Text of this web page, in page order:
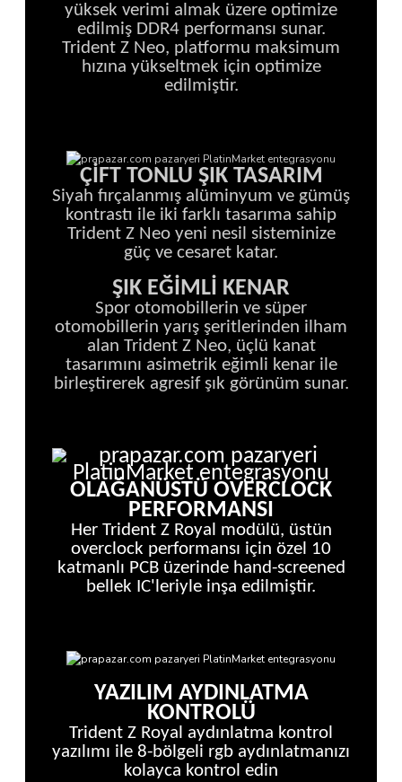
yüksek verimi almak üzere optimize
edilmiş DDR4 performansı sunar.
Trident Z Neo, platformu maksimum
hızına yükseltmek için optimize
edilmiştir.
ÇİFT TONLU ŞIK TASARIM
Siyah fırçalanmış alüminyum ve gümüş
kontrastı ile iki farklı tasarıma sahip
Trident Z Neo yeni nesil sisteminize
güç ve cesaret katar.
ŞIK EĞİMLİ KENAR
Spor otomobillerin ve süper
otomobillerin yarış şeritlerinden ilham
alan Trident Z Neo, üçlü kanat
tasarımını asimetrik eğimli kenar ile
birleştirerek agresif şık görünüm sunar.
OLAĞANÜSTÜ OVERCLOCK
PERFORMANSI
Her Trident Z Royal modülü, üstün
overclock performansı için özel 10
katmanlı PCB üzerinde hand-screened
bellek IC'leriyle inşa edilmiştir.
YAZILIM AYDINLATMA
KONTROLÜ
Trident Z Royal aydınlatma kontrol
yazılımı ile 8-bölgeli rgb aydınlatmanızı
kolayca kontrol edin